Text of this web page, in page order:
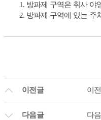
1. 방파제 구역은 취사 야
2. 방파제 구역에 있는 주
이전글 이
다음글 다